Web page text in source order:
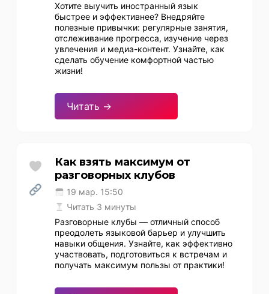
Хотите выучить иностранный язык
быстрее и эффективнее? Внедряйте
полезные привычки: регулярные занятия,
отслеживание прогресса, изучение через
увлечения и медиа-контент. Узнайте, как
сделать обучение комфортной частью
жизни!
Читать →
Как взять максимум от
разговорных клубов
19 мар. 15:50
Читать 3 минуты
Разговорные клубы — отличный способ
преодолеть языковой барьер и улучшить
навыки общения. Узнайте, как эффективно
участвовать, подготовиться к встречам и
получать максимум пользы от практики!